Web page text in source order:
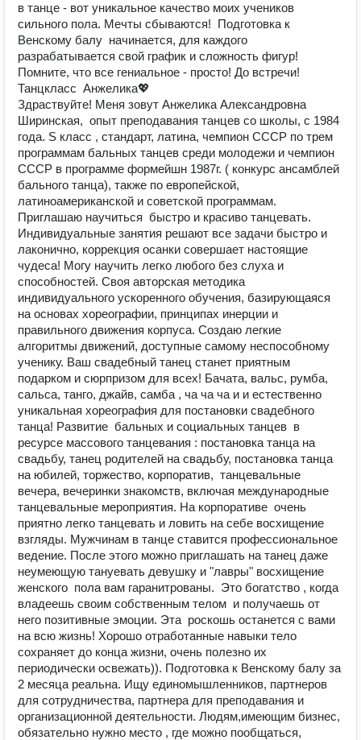
в танце - вот уникальное качество моих учеников
сильного пола. Мечты сбываются! Подготовка к
Венскому балу начинается, для каждого
разрабатывается свой график и сложность фигур!
Помните, что все гениальное - просто! До встречи!
Танцкласс Анжелика💖
Здраствуйте! Меня зовут Анжелика Александровна
Ширинская, опыт преподавания танцев со школы, с 1984
года. S класс , стандарт, латина, чемпион СССР по трем
программам бальных танцев среди молодежи и чемпион
СССР в программе формейшн 1987г. ( конкурс ансамблей
бального танца), также по европейской,
латиноамериканской и советской программам.
Приглашаю научиться быстро и красиво танцевать.
Индивидуальные занятия решают все задачи быстро и
лаконично, коррекция осанки совершает настоящие
чудеса! Могу научить легко любого без слуха и
способностей. Своя авторская методика
индивидуального ускоренного обучения, базирующаяся
на основах хореографии, принципах инерции и
правильного движения корпуса. Создаю легкие
алгоритмы движений, доступные самому неспособному
ученику. Ваш свадебный танец станет приятным
подарком и сюрпризом для всех! Бачата, вальс, румба,
сальса, танго, джайв, самба , ча ча ча и и естественно
уникальная хореография для постановки свадебного
танца! Развитие бальных и социальных танцев в
ресурсе массового танцевания : постановка танца на
свадьбу, танец родителей на свадьбу, постановка танца
на юбилей, торжество, корпоратив, танцевальные
вечера, вечеринки знакомств, включая международные
танцевальные мероприятия. На корпоративе очень
приятно легко танцевать и ловить на себе восхищение
взгляды. Мужчинам в танце ставится профессиональное
ведение. После этого можно приглашать на танец даже
неумеющую тануевать девушку и "лавры" восхищение
женского пола вам гаранитрованы. Это богатство , когда
владеешь своим собственным телом и получаешь от
него позитивные эмоции. Эта роскошь останется с вами
на всю жизнь! Хорошо отработанные навыки тело
сохраняет до конца жизни, очень полезно их
периодически освежать)). Подготовка к Венскому балу за
2 месяца реальна. Ищу единомышленников, партнеров
для сотрудничества, партнера для преподавания и
организационной деятельности. Людям,имеющим бизнес,
обязательно нужно место , где можно пообщаться,